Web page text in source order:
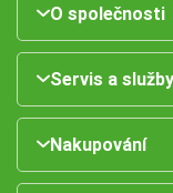
O společnosti
Servis a služby
Nakupování